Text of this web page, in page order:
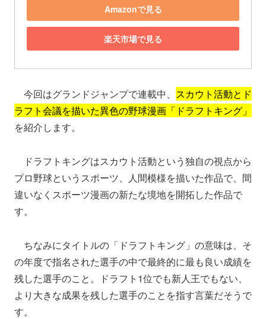
Amazonで見る
楽天市場で見る
今回はグランドジャンプで連載中、 スカウト活動とド
ラフト会議を描いた異色の野球漫画「ドラフトキング」
を紹介します。
ドラフトキングはスカウト活動という独自の視点から
プロ野球というスポーツ、人間模様を描いた作品で、間
違いなくスポーツ漫画の新たな境地を開拓した作品で
す。
ちなみにタイトルの「ドラフトキング」の意味は、そ
の年度で指名された選手の中で最終的に最も良い成績を
残した選手のこと。ドラフト1位でも新人王でもない、
より大きな成果を残した選手のことを指す言葉だそうで
す。